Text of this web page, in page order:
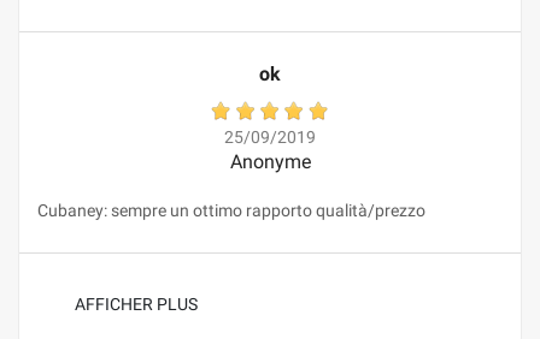
ok
25/09/2019
Anonyme
Cubaney: sempre un ottimo rapporto qualità/prezzo
AFFICHER PLUS